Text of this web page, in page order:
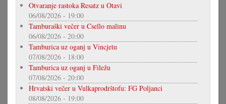
Otvaranje rastoka Resatz u Otavi
06/08/2026 - 19:00
Tamburaški večer u Csello malinu
06/08/2026 - 20:00
Tamburica uz oganj u Vincjetu
07/08/2026 - 18:00
Tamburica uz oganj u Filežu
07/08/2026 - 20:00
Hrvatski večer u Vulkaprodrštofu: FG Poljanci
08/08/2026 - 19:00